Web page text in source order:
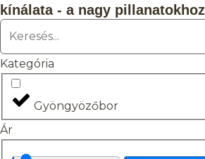
kínálata - a nagy
Kategória
Gyöngyözőbor
Ár